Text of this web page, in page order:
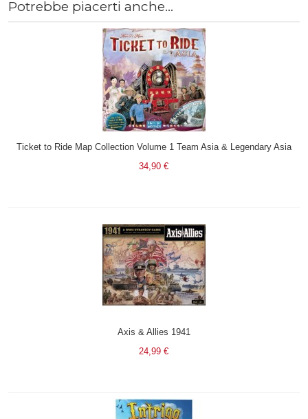
Potrebbe piacerti anche...
Ticket to Ride Map Collection Volume 1 Team Asia & Legendary Asia
34,90 €
Axis & Allies 1941
24,99 €